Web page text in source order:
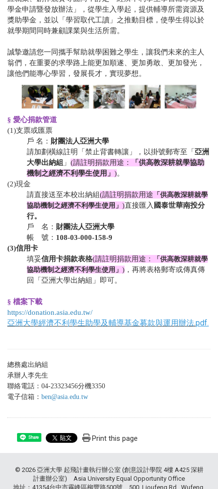
學金申請暨發放辦法」，從學生入學起，提供輔導所需資源及
獎助學金，並以「學習取代工讀」之推動目標，使學生得以於
就學期間同時兼顧課業與生活所需。
誠摯邀請您一同攜手幫助就學困難之學生，讓我們未來的主人
翁們，在重要的求學路上能更加順遂、更加勇敢、更加發光，
讓他們能專心學習，發展長才，實現夢想。
§ 愛心捐款管道
(1)支票或匯票
戶 名： 財團法人亞洲大學
請加劃橫線註明「禁止背書轉讓」，以掛號郵寄至「 亞洲
大學出納組 」 (請註明捐款用途：
「供高教深耕就學協助
機制之經濟不利學生使用」 )。
(2)現金
請直接送至本校出納組(請註明捐款用途 「供高教深耕就學
協助機制之經濟不利學生使用」 )直接匯入 國泰世華南投分
行。
戶 名： 財團法人亞洲大學
帳 號： 108-03-000-158-9
(3)信用卡
填妥信用卡捐款表格(請註明捐款用途 ：
「供高教深耕就學
協助機制之經濟不利學生使用」 ) ，再將表格郵寄或傳真傳
回「亞洲大學出納組」即可。
§ 檔案下載
https://donation.asia.edu.tw/
亞洲大學經濟不利學生助學及輔導基金募款與運用辦法.pdf.
總務處出納組
承辦人李先生
聯絡電話：04-23323456分機3350
電子信箱： ben@asia.edu.tw
Share Print this page
© 2026 亞洲大學 起飛計畫執行辦公室 (創意設計學院 4樓 A425 深耕
計畫辦公室) Asia University Equal Opportunity Office
地址：41354台中市霧峰區柳豐路500號 500, Lioufeng Rd., Wufeng,